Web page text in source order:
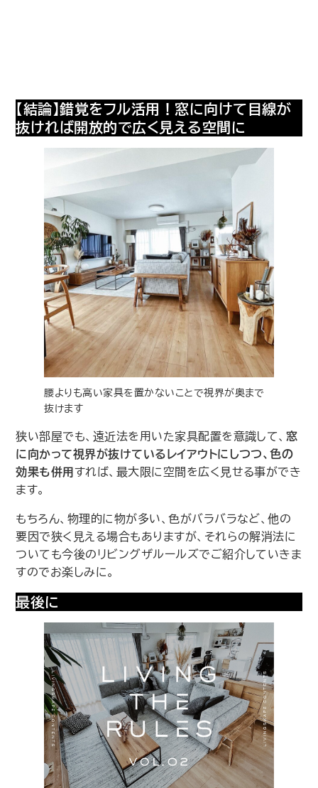
【結論】錯覚をフル活用！窓に向けて目線が
抜ければ開放的で広く見える空間に
腰よりも高い家具を置かないことで視界が奥まで
抜けます
狭い部屋でも、遠近法を用いた家具配置を意識して、 窓
に向かって視界が抜けているレイアウトにしつつ、色の
効果も併用すれば、最大限に空間を広く見せる事ができ
ます。
もちろん、物理的に物が多い、色がバラバラなど、他の
要因で狭く見える場合もありますが、それらの解消法に
ついても今後のリビングザルールズでご紹介していきま
すのでお楽しみに。
最後に